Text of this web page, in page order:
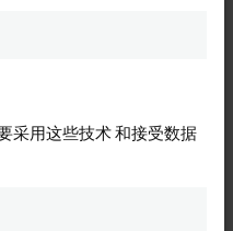
价比运动控制方案而量身定
采用这些技术 和接受数据